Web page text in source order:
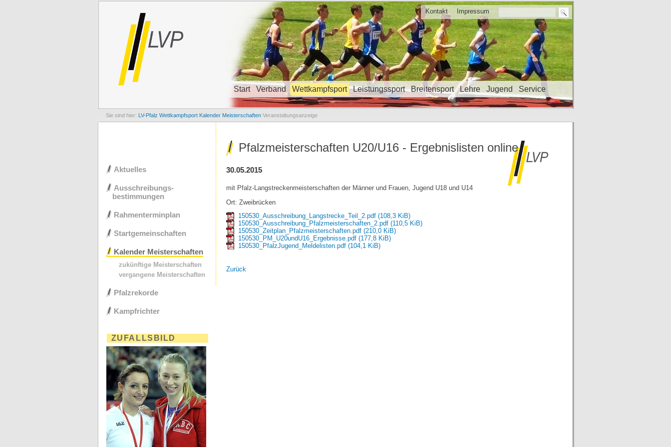
Kontakt Impressum
Navigation überspringen
Start Verband Wettkampfsport Leistungssport Breitensport Lehre Jugend Service
LV-Pfalz Wettkampfsport Kalender Meisterschaften Veranstaltungsanzeige
Pfalzmeisterschaften U20/U16 - Ergebnislisten online
30.05.2015
mit Pfalz-Langstreckenmeisterschaften der Männer und Frauen, Jugend U18 und U14
Ort: Zweibrücken
150530_Ausschreibung_Langstrecke_Teil_2.pdf (108,3 KiB)
150530_Ausschreibung_Pfalzmeisterschaften_2.pdf (110,5 KiB)
150530_Zeitplan_Pfalzmeisterschaften.pdf (210,0 KiB)
150530_PM_U20undU16_Ergebnisse.pdf (177,8 KiB)
150530_PfalzJugend_Meldelisten.pdf (104,1 KiB)
Zurück
Navigation
überspringen
Aktuelles
Ausschreibungs-
bestimmungen
Rahmenterminplan
Startgemeinschaften
Kalender Meisterschaften
zukünftige Meisterschaften
vergangene Meisterschaften
Pfalzrekorde
Kampfrichter
ZUFALLSBILD